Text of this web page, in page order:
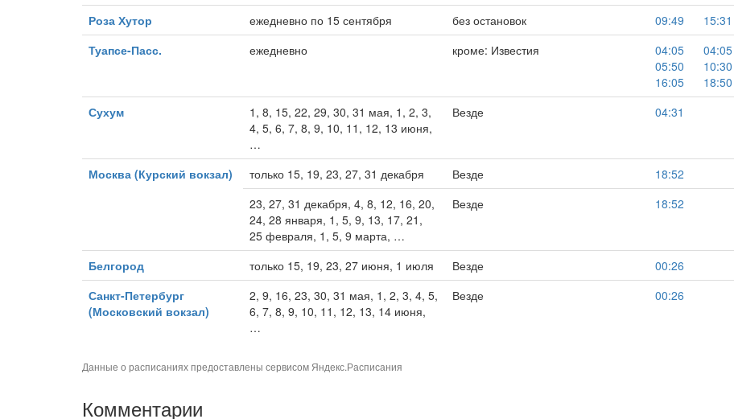
Роза Хутор ежедневно по 15 сентября без остановок 09:49
15:31
Туапсе-Пасс.
ежедневно кроме: Известия 04:05
04:05
05:50
10:30
16:05
18:50
Сухум
1, 8, 15, 22, 29, 30, 31 мая, 1, 2, 3,
4, 5, 6, 7, 8, 9, 10, 11, 12, 13 июня,
…
Везде 04:31
Москва (Курский вокзал) только 15, 19, 23, 27, 31 декабря Везде
18:52
23, 27, 31 декабря, 4, 8, 12, 16, 20,
24, 28 января, 1, 5, 9, 13, 17, 21,
25 февраля, 1, 5, 9 марта, …
Везде 18:52
Белгород только 15, 19, 23, 27 июня, 1 июля Везде
00:26
Санкт-Петербург
(Московский вокзал)
2, 9, 16, 23, 30, 31 мая, 1, 2, 3, 4, 5,
6, 7, 8, 9, 10, 11, 12, 13, 14 июня,
…
Везде 00:26
Данные о расписаниях предоставлены сервисом Яндекс.Расписания
Комментарии